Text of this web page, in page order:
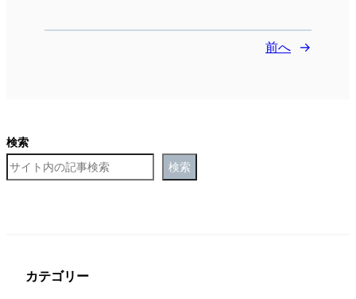
前へ →
検索
検索
カテゴリー